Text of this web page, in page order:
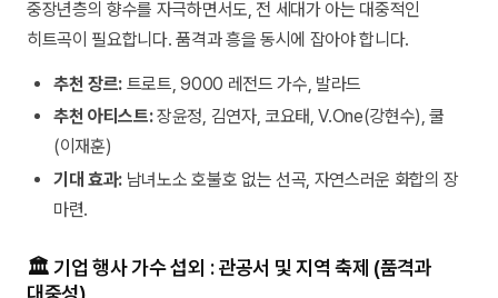
중장년층의 향수를 자극하면서도, 전 세대가 아는 대중적인
히트곡이 필요합니다. 품격과 흥을 동시에 잡아야 합니다.
추천 장르: 트로트, 9000 레전드 가수, 발라드
추천 아티스트:장윤정, 김연자, 코요태, V.One(강현수), 쿨
(이재훈)
기대 효과: 남녀노소 호불호 없는 선곡, 자연스러운 화합의 장
마련.
🏛️ 기업 행사 가수 섭외 : 관공서 및 지역 축제 (품격과
대중성)